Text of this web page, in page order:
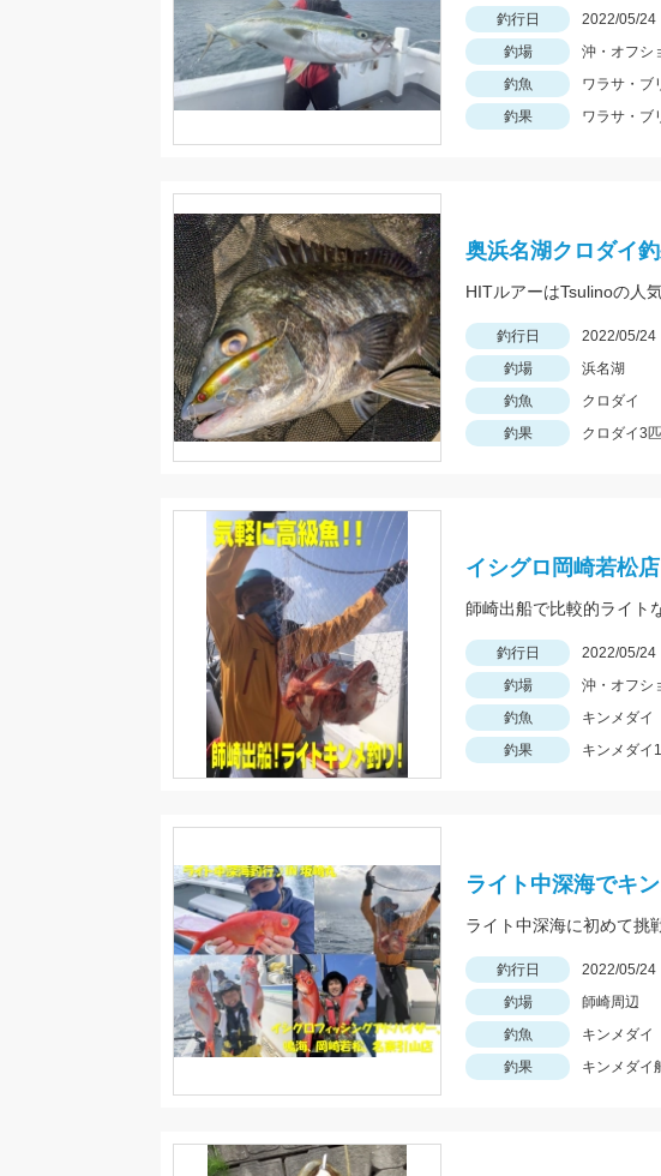
釣行日 2022/05/24
釣場
沖・オフシ
釣魚
ワラサ・ブ
釣果
ワラサ・ブ
奥浜名湖クロダイ
HITルアーはTsulinoの人
釣行日 2022/05/24
釣場
浜名湖
釣魚
クロダイ
釣果
クロダイ3匹
イシグロ岡崎若松
師崎出船で比較的ライト
釣行日 2022/05/24
釣場
沖・オフシ
釣魚
キンメダイ
釣果
キンメダイ
ライト中深海でキ
釣行日 2022/05/24
釣場
師崎周辺
釣魚
キンメダイ
釣果
キンメダイ